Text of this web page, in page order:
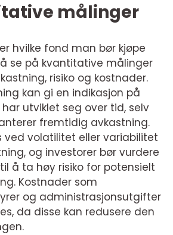
målinger
hvilke fond man bør kjøpe
se på kvantitative målinger
risiko og kostnader.
kan gi en indikasjon på
utviklet seg over tid, selv
fremtidig avkastning.
ved volatilitet eller variabilitet
og investorer bør vurdere
å ta høy risiko for potensielt
Kostnader som
og administrasjonsutgifter
da disse kan redusere den